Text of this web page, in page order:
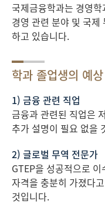
국제금융학과는 경영
경영 관련 분야 및 국
하고 있습니다.
학과 졸업생의 예
1) 금융 관련 직업
금융과 관련된 직업은
추가 설명이 필요 없을
2) 글로벌 무역 전문가
GTEP을 성공적으로
자격을 충분히 가졌다
것입니다.